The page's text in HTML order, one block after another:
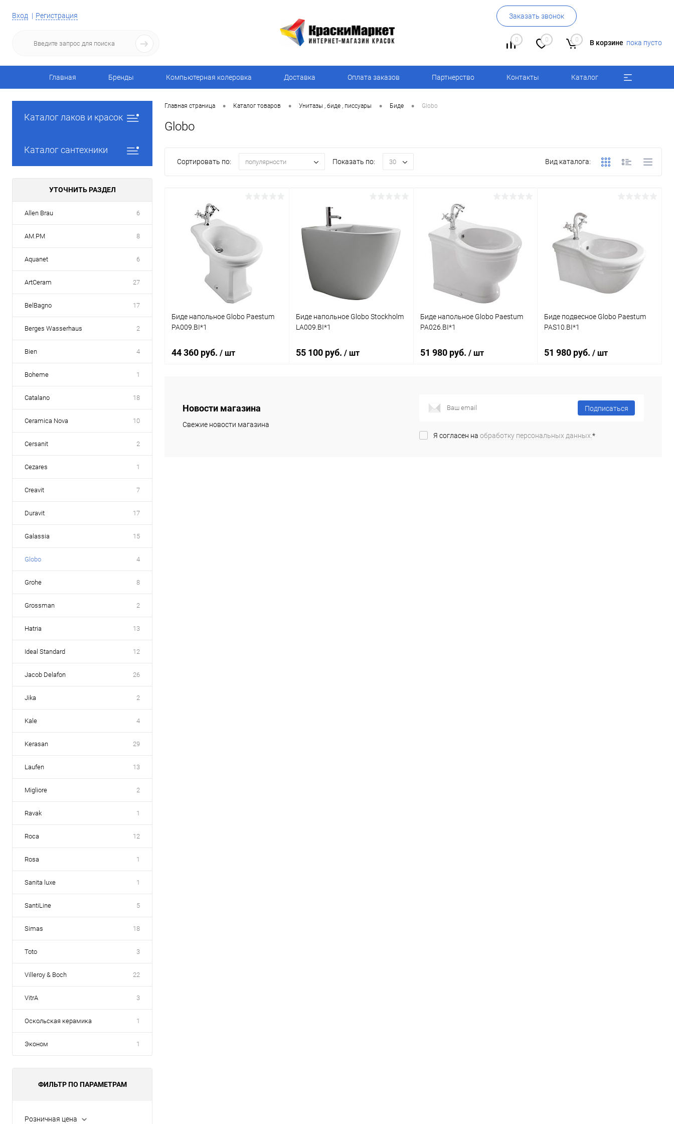
Вход Регистрация Заказать звонок
0 0 0 В корзине пока пусто
Главная Бренды Компьютерная колеровка Доставка Оплата заказов Партнерство Контакты Каталог
Каталог лаков и красок
Каталог сантехники
УТОЧНИТЬ РАЗДЕЛ
Allen Brau 6
AM.PM 8
Aquanet 6
ArtCeram 27
BelBagno 17
Berges Wasserhaus 2
Bien 4
Boheme 1
Catalano 18
Ceramica Nova 10
Cersanit 2
Cezares 1
Creavit 7
Duravit 17
Galassia 15
Globo 4
Grohe 8
Grossman 2
Hatria 13
Ideal Standard 12
Jacob Delafon 26
Jika 2
Kale 4
Kerasan 29
Laufen 13
Migliore 2
Ravak 1
Roca 12
Rosa 1
Sanita luxe 1
SantiLine 5
Simas 18
Toto 3
Villeroy & Boch 22
VitrA 3
Оскольская керамика 1
Эконом 1
ФИЛЬТР ПО ПАРАМЕТРАМ
Розничная цена
Главная страница • Каталог товаров • Унитазы , биде , писсуары • Биде • Globo
Globo
Сортировать по: популярности Показать по: 30 Вид каталога:
Биде напольное Globo Paestum
PA009.BI*1
44 360 руб. / шт
Купить в 1 клик
Биде напольное Globo Stockholm
LA009.BI*1
55 100 руб. / шт
Биде напольное Globo Paestum
PA026.BI*1
51 980 руб. / шт
В избранное Под заказ
Биде подвесное Globo Paestum
PAS10.BI*1
51 980 руб./ шт
В избранное
Новости магазина
Свежие новости магазина
Подписаться
Я согласен на обработку персональных данных. *